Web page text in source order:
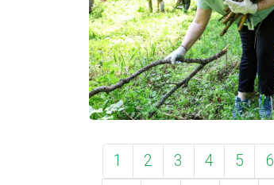
1 2 3 4 5 6